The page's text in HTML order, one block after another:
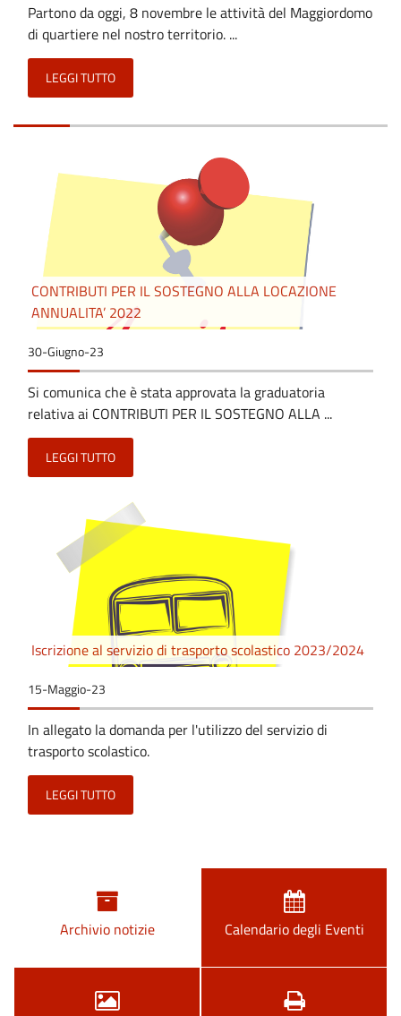
Partono da oggi, 8 novembre le attività del Maggiordomo
di quartiere nel nostro territorio. ...
LEGGI TUTTO
CONTRIBUTI PER IL SOSTEGNO ALLA LOCAZIONE
ANNUALITA’ 2022
30-Giugno-23
Si comunica che è stata approvata la graduatoria
relativa ai CONTRIBUTI PER IL SOSTEGNO ALLA ...
LEGGI TUTTO
Iscrizione al servizio di trasporto scolastico 2023/2024
15-Maggio-23
In allegato la domanda per l'utilizzo del servizio di
trasporto scolastico.
LEGGI TUTTO
Archivio notizie Calendario degli Eventi